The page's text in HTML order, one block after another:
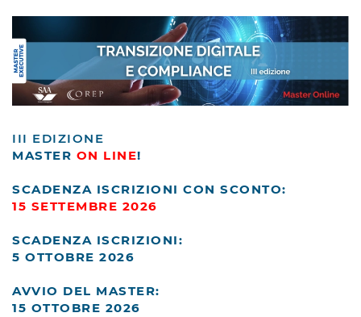
Skip to main content
III EDIZIONE
MASTER ON LINE!
SCADENZA ISCRIZIONI CON SCONTO:
15 SETTEMBRE 2026
SCADENZA ISCRIZIONI:
5 OTTOBRE 2026
AVVIO DEL MASTER:
15 OTTOBRE 2026